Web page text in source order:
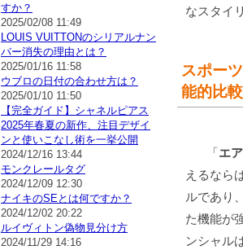
なスタイ
スポー
能的比較
「エ
えるなら
ルであり
た機能が
ンシャル
すか？
2025/02/08 11:49
LOUIS VUITTONのシリアルナン
バー消失の理由とは？
2025/01/16 11:58
ウブロの日付の合わせ方は？
2025/01/10 11:50
【完全ガイド】シャネルピアス
2025年春夏の新作、注目デザイ
ンと使いこなし術を一挙公開
2024/12/16 13:44
モンクレールタグ
2024/12/09 12:30
ナイキのSEとは何ですか？
2024/12/02 20:22
ルイヴィトン偽物見分け方
2024/11/29 14:16